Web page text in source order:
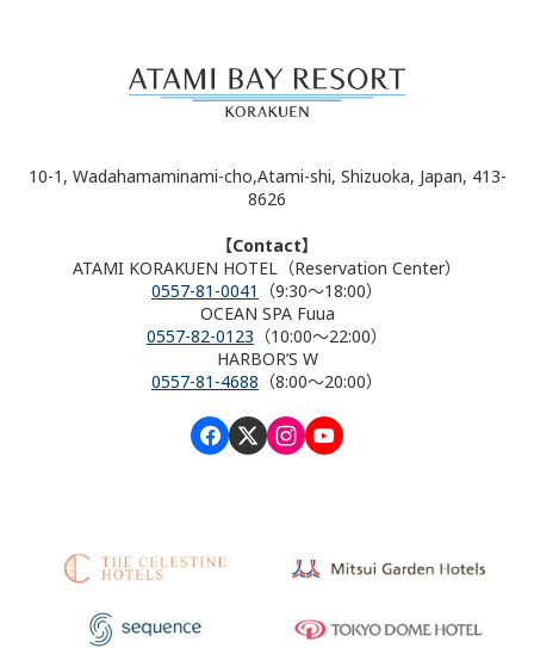
10-1, Wadahamaminami-cho,Atami-shi, Shizuoka, Japan, 413-
8626
【Contact】
ATAMI KORAKUEN HOTEL（Reservation Center）
0557-81-0041
（9:30～18:00）
OCEAN SPA Fuua
0557-82-0123 （10:00～22:00）
HARBOR’S W
0557-81-4688 （8:00～20:00）